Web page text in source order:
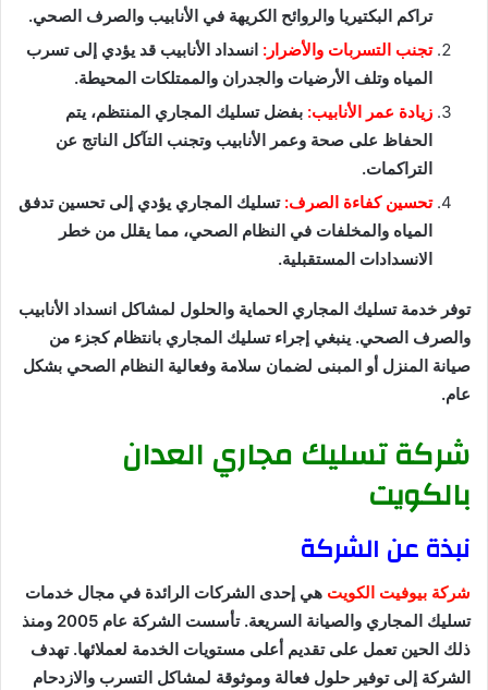
تراكم البكتيريا والروائح الكريهة في الأنابيب والصرف الصحي.
تجنب التسربات والأضرار: انسداد الأنابيب قد يؤدي إلى تسرب
المياه وتلف الأرضيات والجدران والممتلكات المحيطة.
زيادة عمر الأنابيب: بفضل تسليك المجاري المنتظم، يتم
الحفاظ على صحة وعمر الأنابيب وتجنب التآكل الناتج عن
التراكمات.
تحسين كفاءة الصرف: تسليك المجاري يؤدي إلى تحسين تدفق
المياه والمخلفات في النظام الصحي، مما يقلل من خطر
الانسدادات المستقبلية.
توفر خدمة تسليك المجاري الحماية والحلول لمشاكل انسداد الأنابيب
والصرف الصحي. ينبغي إجراء تسليك المجاري بانتظام كجزء من
صيانة المنزل أو المبنى لضمان سلامة وفعالية النظام الصحي بشكل
عام.
شركة تسليك مجاري العدان
بالكويت
نبذة عن الشركة
شركة بيوفيت الكويت هي إحدى الشركات الرائدة في مجال خدمات
تسليك المجاري والصيانة السريعة. تأسست الشركة عام 2005 ومنذ
ذلك الحين تعمل على تقديم أعلى مستويات الخدمة لعملائها. تهدف
الشركة إلى توفير حلول فعالة وموثوقة لمشاكل التسرب والازدحام